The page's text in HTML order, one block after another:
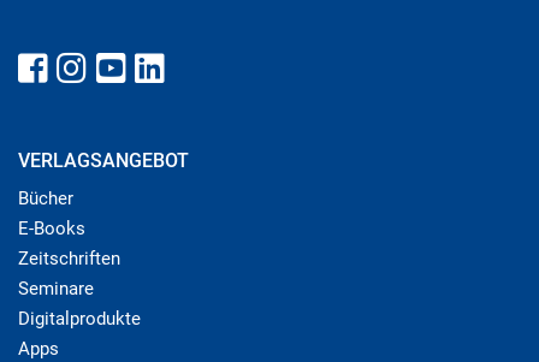
VERLAGSANGEBOT
Bücher
E-Books
Zeitschriften
Seminare
Digitalprodukte
Apps